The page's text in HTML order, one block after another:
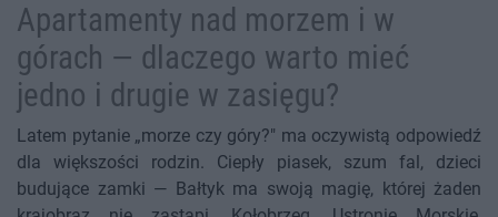
Apartamenty nad morzem i w
górach — dlaczego warto mieć
jedno i drugie w zasięgu?
Latem pytanie „morze czy góry?" ma oczywistą odpowiedź
dla większości rodzin. Ciepły piasek, szum fal, dzieci
budujące zamki — Bałtyk ma swoją magię, której żaden